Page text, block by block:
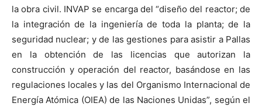
la obra civil. INVAP se encarga del “diseño del reactor; de
la integración de la ingeniería de toda la planta; de la
seguridad nuclear; y de las gestiones para asistir a Pallas
en la obtención de las licencias que autorizan la
construcción y operación del reactor, basándose en las
regulaciones locales y las del Organismo Internacional de
Energía Atómica (OIEA) de las Naciones Unidas”, según el